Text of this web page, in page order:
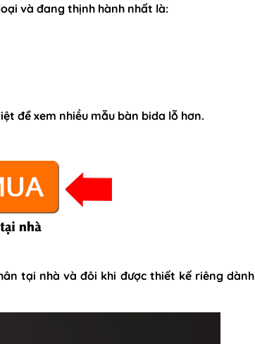
và đang thịnh hành nhất là:
để xem nhiều mẫu bàn bida lỗ hơn.
tại nhà và đôi khi được thiết kế riêng dành